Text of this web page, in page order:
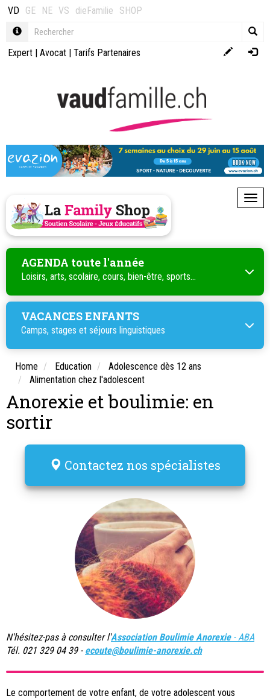
VD GE NE VS dieFamilie SHOP
Expert | Avocat | Tarifs Partenaires
AGENDA toute l'année
Loisirs, arts, scolaire, cours, bien-être, sports...
VACANCES ENFANTS
Camps, stages et séjours linguistiques
Home Education
Adolescence dès 12 ans
Alimentation chez l'adolescent
Anorexie et boulimie: en
sortir
Contactez nos spécialistes
N'hésitez-pas à consulter l'Association Boulimie Anorexie- ABA
Tél. 021 329 04 39 - ecoute@boulimie-anorexie.ch
Le comportement de votre enfant, de votre adolescent vous